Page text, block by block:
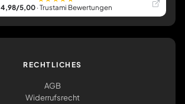
4,98/5,00· Trustami Bewertungen
RECHTLICHES
AGB
Widerrufsrecht